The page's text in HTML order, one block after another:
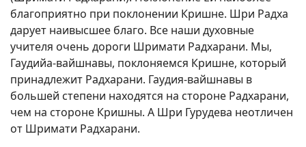
благоприятно при поклонении Кришне. Шри Радха
дарует наивысшее благо. Все наши духовные
учителя очень дороги Шримати Радхарани. Мы,
Гаудийа-вайшнавы, поклоняемся Кришне, который
принадлежит Радхарани. Гаудия-вайшнавы в
большей степени находятся на стороне Радхарани,
чем на стороне Кришны. А Шри Гурудева неотличен
от Шримати Радхарани.